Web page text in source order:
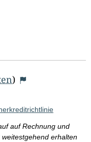
)
auf Rechnung und
erhalten